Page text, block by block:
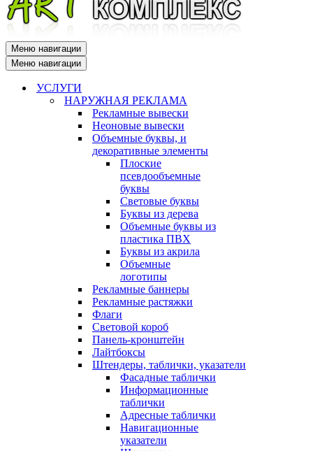
Меню навигации
Меню навигации
УСЛУГИ
НАРУЖНАЯ РЕКЛАМА
Рекламные вывески
Неоновые вывески
Объемные буквы, и
декоративные элементы
Плоские
псевдообъемные
буквы
Световые буквы
Буквы из дерева
Объемные буквы из
пластика ПВХ
Буквы из акрила
Объемные
логотипы
Рекламные баннеры
Рекламные растяжки
Флаги
Световой короб
Панель-кронштейн
Лайтбоксы
Штендеры, таблички, указатели
Фасадные таблички
Информационные
таблички
Адресные таблички
Навигационные
указатели